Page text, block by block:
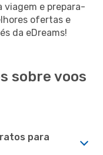
viagem e prepara-
ofertas e
da eDreams!
sobre voos
para